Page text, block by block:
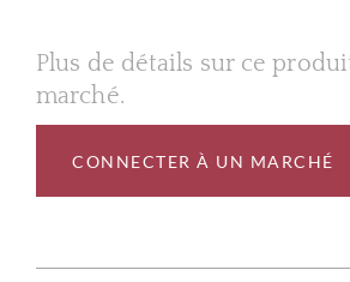
Plus de détails sur ce
marché.
CONNECTER À UN MARCHÉ